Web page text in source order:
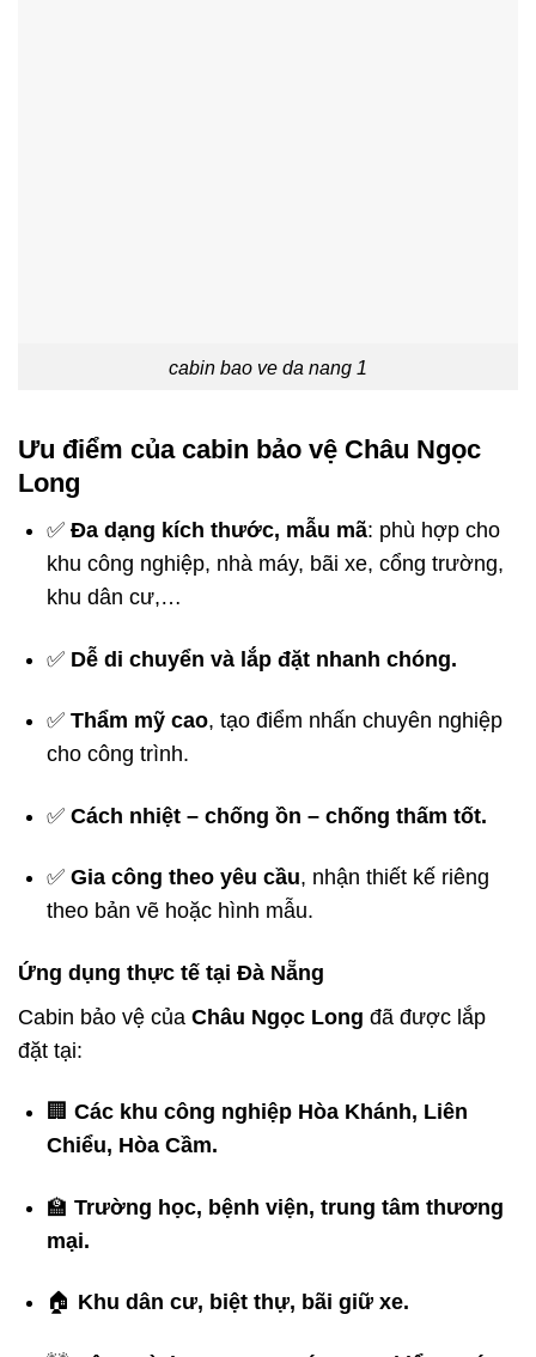
cabin bao ve da nang 1
Ưu điểm của cabin bảo vệ Châu Ngọc
Long
✅ Đa dạng kích thước, mẫu mã: phù hợp cho
khu công nghiệp, nhà máy, bãi xe, cổng trường,
khu dân cư,…
✅ Dễ di chuyển và lắp đặt nhanh chóng.
✅ Thẩm mỹ cao, tạo điểm nhấn chuyên nghiệp
cho công trình.
✅ Cách nhiệt – chống ồn – chống thấm tốt.
✅ Gia công theo yêu cầu, nhận thiết kế riêng
theo bản vẽ hoặc hình mẫu.
Ứng dụng thực tế tại Đà Nẵng
Cabin bảo vệ của Châu Ngọc Long đã được lắp
đặt tại:
🏢 Các khu công nghiệp Hòa Khánh, Liên
Chiểu, Hòa Cầm.
🏫 Trường học, bệnh viện, trung tâm thương
mại.
🏠 Khu dân cư, biệt thự, bãi giữ xe.